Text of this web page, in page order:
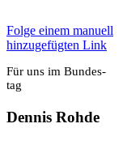
Fol­ge einem manu­ell
hin­zu­ge­füg­ten Link
Für uns im Bun­des­
tag
Den­nis Roh­de